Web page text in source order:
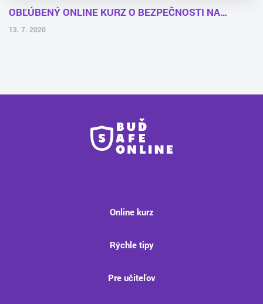
OBĽÚBENÝ ONLINE KURZ O BEZPEČNOSTI NA…
13. 7. 2020
Online kurz
Rýchle tipy
Pre učiteľov